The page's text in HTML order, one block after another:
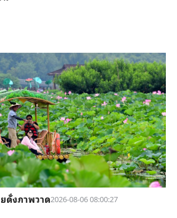
ดั่งภาพวาด2026-08-06 08:00:27